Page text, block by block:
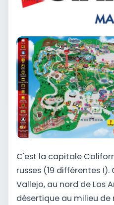
C'est la capitale
russes (19 différentes
Vallejo, au nord de Los
désertique au milieu de